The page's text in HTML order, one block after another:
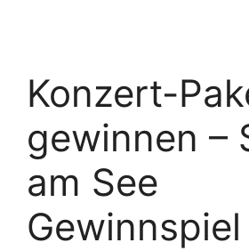
Konzert-
gewinnen –
am See